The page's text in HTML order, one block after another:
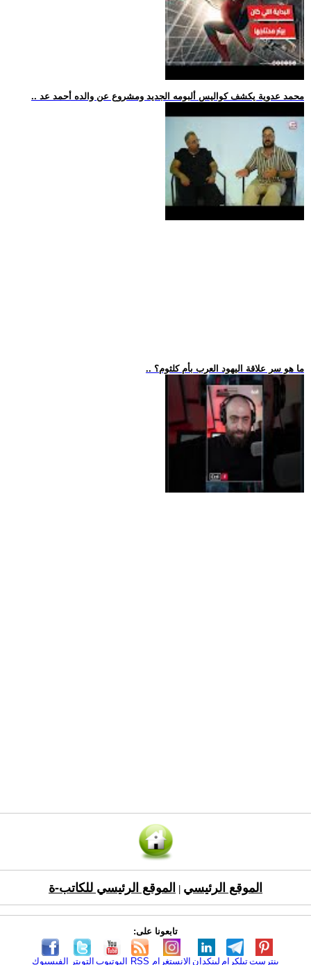
.. محمد عدوية يكشف كواليس ألبومه الجديد ومشروع عن والده أحمد عد
.. ما هو سر علاقة اليهود العرب بأم كلثوم؟
الموقع الرئيسي الموقع الرئيسي للكاتب-ة
تابعونا على:
الفيسبوك التويتر اليوتيوب RSS الانستغرام لينكدإن تيلكرامبنترست